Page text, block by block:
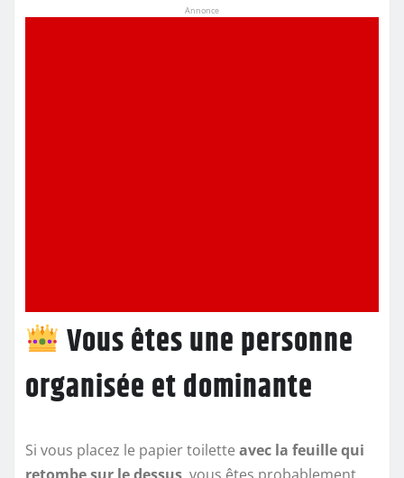
Annonce
Vous êtes une personne
organisée et dominante
Si vous placez le papier toilette avec la feuille qui
retombe sur le dessus , vous êtes probablement